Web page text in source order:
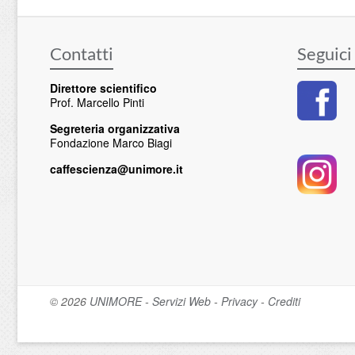
Contatti
Direttore scientifico
Prof. Marcello Pinti
Segreteria organizzativa
Fondazione Marco Biagi
caffescienza@unimore.it
Seguici
© 2026 UNIMORE- Servizi Web - Privacy- Crediti